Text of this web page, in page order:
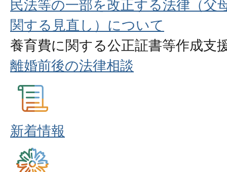
民法等の一部を改正する法律（父
関する見直し）について
養育費に関する公正証書等作成支
離婚前後の法律相談
新着情報